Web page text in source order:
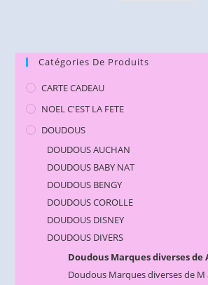
Catégories De Produits
CARTE CADEAU
NOEL C'EST LA FETE
DOUDOUS
DOUDOUS AUCHAN
DOUDOUS BABY NAT
DOUDOUS BENGY
DOUDOUS COROLLE
DOUDOUS DISNEY
DOUDOUS DIVERS
Doudous Marques diverses de
Doudous Marques diverses de M